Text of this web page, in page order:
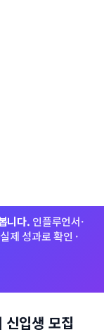
니다. 인플루언서·
제 성과로 확인 ·
신입생 모집